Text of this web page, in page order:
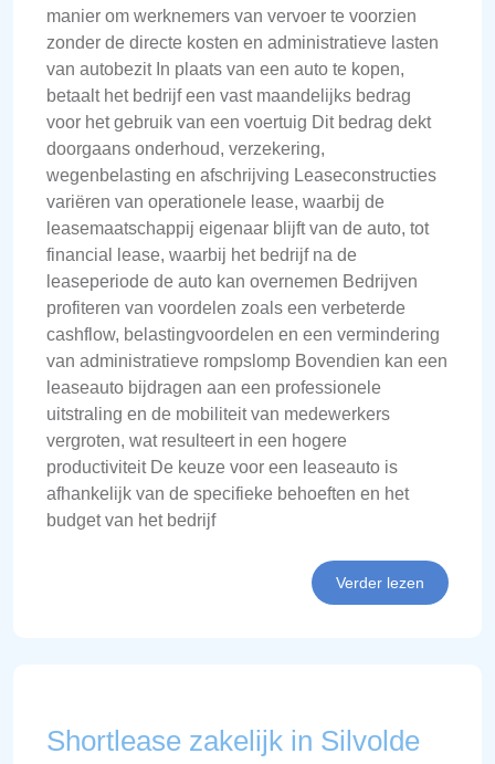
manier om werknemers van vervoer te voorzien
zonder de directe kosten en administratieve lasten
van autobezit In plaats van een auto te kopen,
betaalt het bedrijf een vast maandelijks bedrag
voor het gebruik van een voertuig Dit bedrag dekt
doorgaans onderhoud, verzekering,
wegenbelasting en afschrijving Leaseconstructies
variëren van operationele lease, waarbij de
leasemaatschappij eigenaar blijft van de auto, tot
financial lease, waarbij het bedrijf na de
leaseperiode de auto kan overnemen Bedrijven
profiteren van voordelen zoals een verbeterde
cashflow, belastingvoordelen en een vermindering
van administratieve rompslomp Bovendien kan een
leaseauto bijdragen aan een professionele
uitstraling en de mobiliteit van medewerkers
vergroten, wat resulteert in een hogere
productiviteit De keuze voor een leaseauto is
afhankelijk van de specifieke behoeften en het
budget van het bedrijf
Verder lezen
Shortlease zakelijk in Silvolde